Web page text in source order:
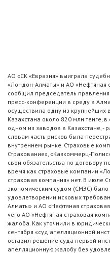
АО «СК «Евразия» выиграла
«Лондон-Алматы» и АО «Нефтяная
сообщил председатель
пресс-конференции в среду в
осуществила одну из крупнейших
Казахстана около 820 млн тенге,
одном из заводов в Казахстане, -
словам часть рисков была
внутреннем рынке. Страховые
Страхование», «Казкоммерц-
свои обязательства по договору
время как страховые компании
страховая компания» нет. В
экономическим судом (СМЭС)
удовлетворении исковых
Алматы» и АО «Нефтяная
чего АО «Нефтяная страховая
жалоба. Как уточнили в
сентября «суд апелляционной
оставил решение суда первой
апелляционную жалобу без